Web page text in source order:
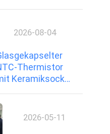
2026-08-04
Thermistor
Keramiksockel:
2026-05-11